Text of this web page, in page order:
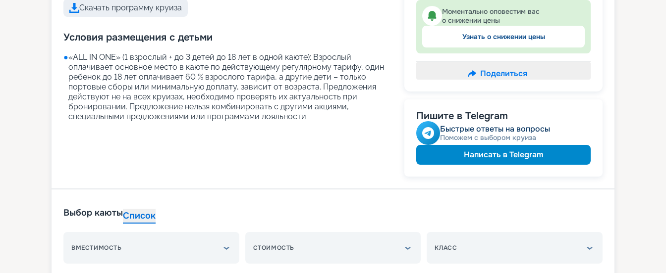
Скачать программу круиза
Условия размещения с детьми
●«АLL IN ONE» (1 взрослый + до 3 детей до 18 лет в одной каюте): Взрослый
оплачивает основное место в каюте по действующему регулярному тарифу, один
ребенок до 18 лет оплачивает 60 % взрослого тарифа, а другие дети – только
портовые сборы или минимальную доплату, зависит от возраста. Предложения
действуют не на всех круизах, необходимо проверять их актуальность при
бронировании. Предложение нельзя комбинировать с другими акциями,
специальными предложениями или программами лояльности
Моментально оповестим вас
о снижении цены
Узнать о снижении цены
Поделиться
Пишите в Telegram
Быстрые ответы на вопросы
Поможем с выбором круиза
Написать в Telegram
Выбор каютыСписок
ВМЕСТИМОСТЬ СТОИМОСТЬ КЛАСС